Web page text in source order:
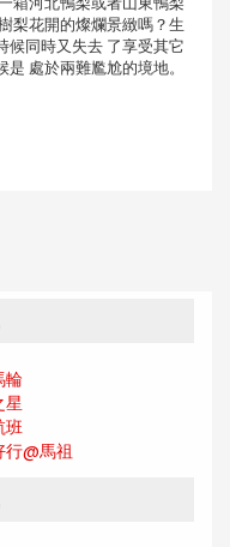
梨花開的燦爛景緻嗎？生
候同時又失去 了享受其它
處於兩難尷尬的境地。
輪
星
班
行@馬祖